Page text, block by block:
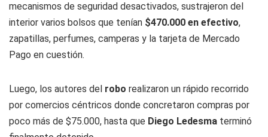
mecanismos de seguridad desactivados, sustrajeron del
interior varios bolsos que tenían $470.000 en efectivo,
zapatillas, perfumes, camperas y la tarjeta de Mercado
Pago en cuestión.
Luego, los autores del robo realizaron un rápido recorrido
por comercios céntricos donde concretaron compras por
poco más de $75.000, hasta que Diego Ledesma terminó